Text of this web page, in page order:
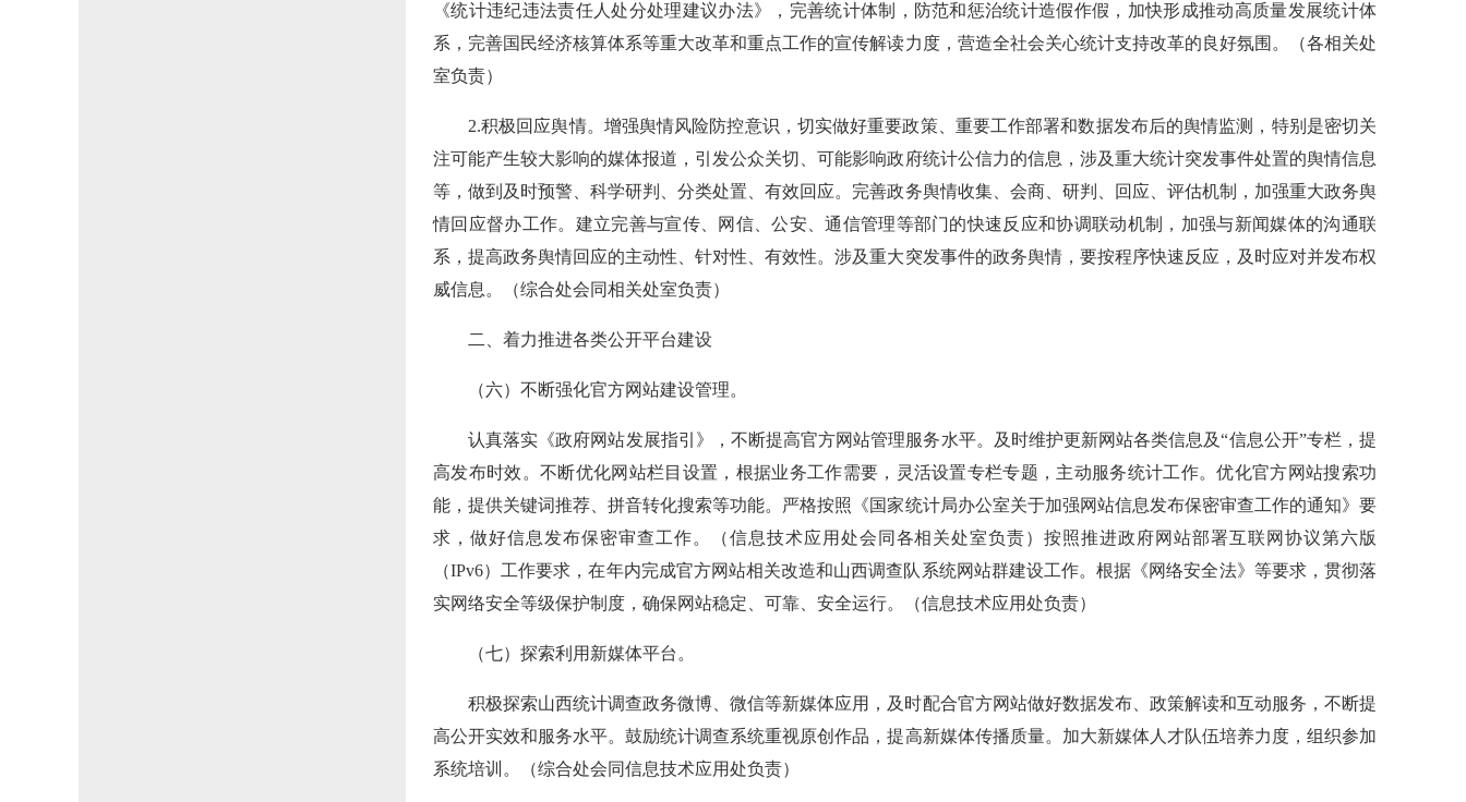
《统计违纪违法责任人处分处理建议办法》，完善统计体制，防范和惩治统计造假作假，加快形成推动高质量发展统计体
系，完善国民经济核算体系等重大改革和重点工作的宣传解读力度，营造全社会关心统计支持改革的良好氛围。（各相关处
室负责）
2.积极回应舆情。增强舆情风险防控意识，切实做好重要政策、重要工作部署和数据发布后的舆情监测，特别是密切关
注可能产生较大影响的媒体报道，引发公众关切、可能影响政府统计公信力的信息，涉及重大统计突发事件处置的舆情信息
等，做到及时预警、科学研判、分类处置、有效回应。完善政务舆情收集、会商、研判、回应、评估机制，加强重大政务舆
情回应督办工作。建立完善与宣传、网信、公安、通信管理等部门的快速反应和协调联动机制，加强与新闻媒体的沟通联
系，提高政务舆情回应的主动性、针对性、有效性。涉及重大突发事件的政务舆情，要按程序快速反应，及时应对并发布权
威信息。（综合处会同相关处室负责）
二、着力推进各类公开平台建设
（六）不断强化官方网站建设管理。
认真落实《政府网站发展指引》，不断提高官方网站管理服务水平。及时维护更新网站各类信息及“信息公开”专栏，提
高发布时效。不断优化网站栏目设置，根据业务工作需要，灵活设置专栏专题，主动服务统计工作。优化官方网站搜索功
能，提供关键词推荐、拼音转化搜索等功能。严格按照《国家统计局办公室关于加强网站信息发布保密审查工作的通知》要
求，做好信息发布保密审查工作。（信息技术应用处会同各相关处室负责）按照推进政府网站部署互联网协议第六版
（IPv6）工作要求，在年内完成官方网站相关改造和山西调查队系统网站群建设工作。根据《网络安全法》等要求，贯彻落
实网络安全等级保护制度，确保网站稳定、可靠、安全运行。（信息技术应用处负责）
（七）探索利用新媒体平台。
积极探索山西统计调查政务微博、微信等新媒体应用，及时配合官方网站做好数据发布、政策解读和互动服务，不断提
高公开实效和服务水平。鼓励统计调查系统重视原创作品，提高新媒体传播质量。加大新媒体人才队伍培养力度，组织参加
系统培训。（综合处会同信息技术应用处负责）